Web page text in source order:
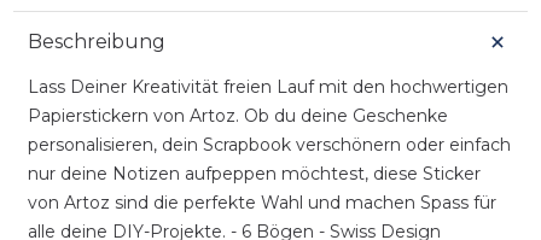
Beschreibung
Lass Deiner Kreativität freien Lauf mit den hochwertigen
Papierstickern von Artoz. Ob du deine Geschenke
personalisieren, dein Scrapbook verschönern oder einfach
nur deine Notizen aufpeppen möchtest, diese Sticker
von Artoz sind die perfekte Wahl und machen Spass für
alle deine DIY-Projekte. - 6 Bögen - Swiss Design